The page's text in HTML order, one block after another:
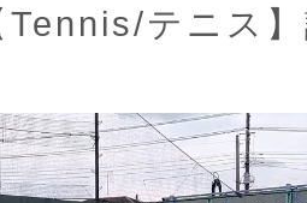
テニス】